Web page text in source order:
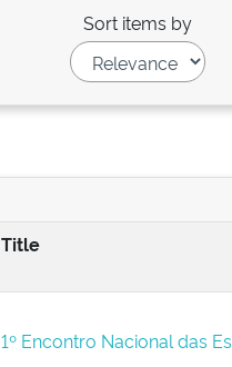
Sort items by
Title
1º Encontro Nacional das